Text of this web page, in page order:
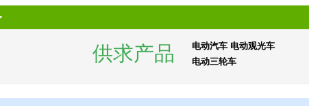
供求产品 电动汽车 电动观光车
电动三轮车